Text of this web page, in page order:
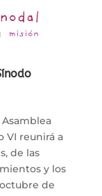
VI reunirá a
de las
y los
de